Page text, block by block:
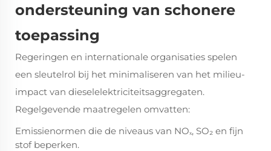
ondersteuning van schonere
toepassing
Regeringen en internationale organisaties spelen
een sleutelrol bij het minimaliseren van het milieu-
impact van dieselelektriciteitsaggregaten.
Regelgevende maatregelen omvatten:
Emissienormen die de niveaus van NOₓ, SO₂ en fijn
stof beperken.